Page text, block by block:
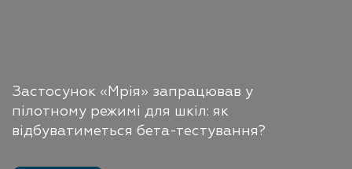
Застосунок «Мрія» запрацював у
пілотному режимі для шкіл: як
відбуватиметься бета-тестування?